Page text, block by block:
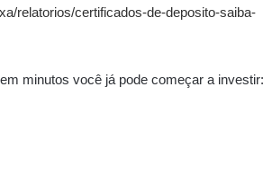
relatorios/certificados-de-deposito-saiba-
minutos você já pode começar a investir: